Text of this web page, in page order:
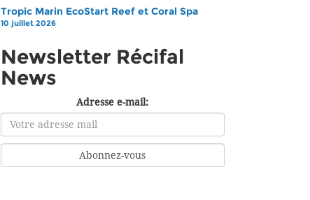
Tropic Marin EcoStart Reef et Coral Spa
10 juillet 2026
Newsletter Récifal
News
Adresse e-mail: